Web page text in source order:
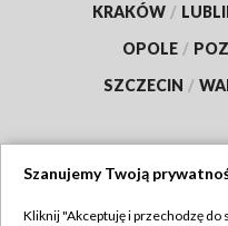
KRAKÓW /
OPOLE /
SZCZECIN /
Szanujemy Twoją
Kliknij "Akceptuję i przechodzę do